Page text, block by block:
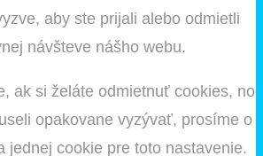
aby ste prijali alebo odmietli
návšteve nášho webu.
ak si želáte odmietnuť cookies, no
opakovane vyzývať, prosíme o
jednej cookie pre toto nastavenie.